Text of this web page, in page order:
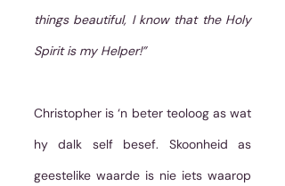
things beautiful, I know that the Holy
Spirit is my Helper!”
Christopher is ‘n beter teoloog as wat
hy dalk self besef. Skoonheid as
geestelike waarde is nie iets waarop